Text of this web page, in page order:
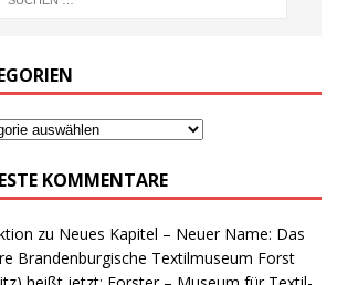
KOMMENTARE
zu Neues Kapitel – Neuer Name: Das
Brandenburgische Textilmuseum Forst